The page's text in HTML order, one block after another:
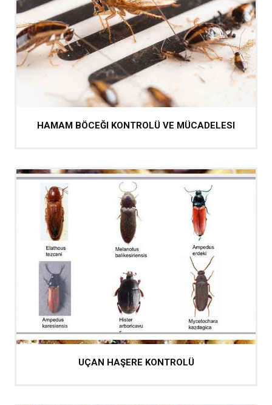
HAMAM BÖCEĞI KONTROLÜ VE MÜCADELESI
UÇAN HAŞERE KONTROLÜ